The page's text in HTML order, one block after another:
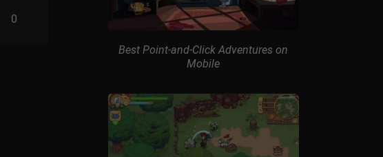
0
Best Point-and-Click Adventures on
Mobile